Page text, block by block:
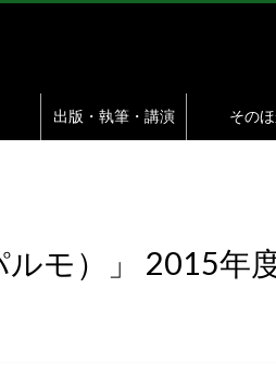
出版・執筆・講演 その
モ）」 2015年